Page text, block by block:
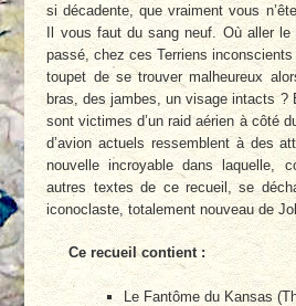
si décadente, que vraiment vous
Il vous faut du sang neuf. Où aller
passé, chez ces Terriens
toupet de se trouver malheureux
bras, des jambes, un visage intacts ?
sont victimes d’un raid aérien à côté
d’avion actuels ressemblent à des
nouvelle incroyable dans laquelle,
autres textes de ce recueil, se
iconoclaste, totalement nouveau de
Ce recueil contient :
Le Fantôme du Kansas